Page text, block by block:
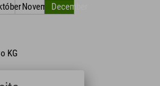
NovemberDecember
KG